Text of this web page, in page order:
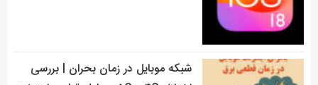
شبکه موبایل در زمان بحران | بررسی